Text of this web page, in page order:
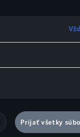
Prijať všetky